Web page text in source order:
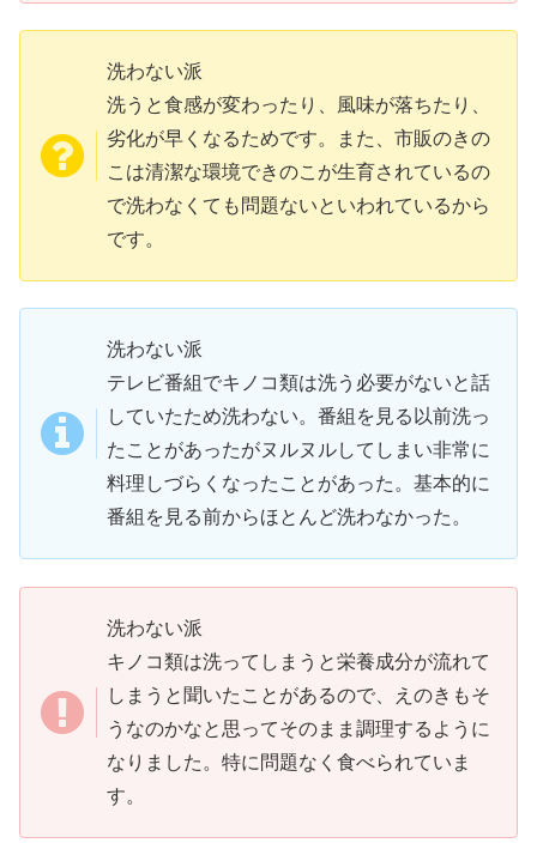
洗わない派
洗うと食感が変わったり、風味が落ちたり、
劣化が早くなるためです。また、市販のきの
こは清潔な環境できのこが生育されているの
で洗わなくても問題ないといわれているから
です。
洗わない派
テレビ番組でキノコ類は洗う必要がないと話
していたため洗わない。番組を見る以前洗っ
たことがあったがヌルヌルしてしまい非常に
料理しづらくなったことがあった。基本的に
番組を見る前からほとんど洗わなかった。
洗わない派
キノコ類は洗ってしまうと栄養成分が流れて
しまうと聞いたことがあるので、えのきもそ
うなのかなと思ってそのまま調理するように
なりました。特に問題なく食べられていま
す。